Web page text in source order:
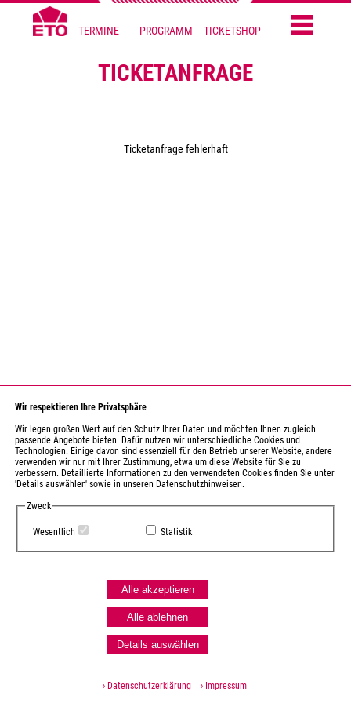
TERMINE PROGRAMM TICKETSHOP
Wir respektieren Ihre Privatsphäre
Wir legen großen Wert auf den Schutz Ihrer Daten und möchten Ihnen zugleich
passende Angebote bieten. Dafür nutzen wir unterschiedliche Cookies und
Technologien. Einige davon sind essenziell für den Betrieb unserer Website, andere
verwenden wir nur mit Ihrer Zustimmung, etwa um diese Website für Sie zu
verbessern. Detaillierte Informationen zu den verwendeten Cookies finden Sie unter
'Details auswählen' sowie in unseren Datenschutzhinweisen.
Zweck
Wesentlich Statistik
Alle akzeptieren
Alle ablehnen
Details auswählen
› Datenschutzerklärung › Impressum
TICKETANFRAGE
Ticketanfrage fehlerhaft